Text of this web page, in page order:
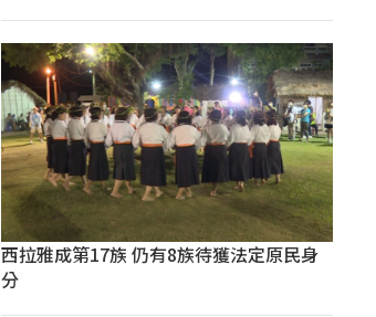
西拉雅成第17族 仍有8族待獲法定原民身
分